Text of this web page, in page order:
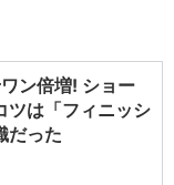
ン倍増! ショー
ツは「フィニッシ
だった